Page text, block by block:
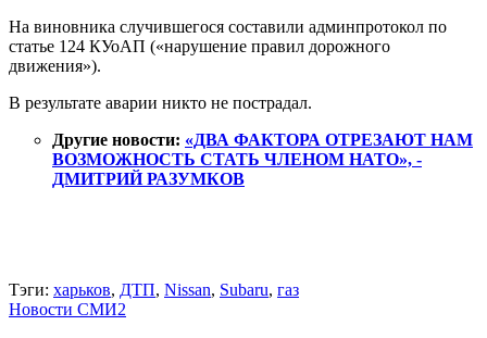
На виновника случившегося составили админпротокол по
статье 124 КУоАП («нарушение правил дорожного
движения»).
В результате аварии никто не пострадал.
Другие новости: «ДВА ФАКТОРА ОТРЕЗАЮТ НАМ
ВОЗМОЖНОСТЬ СТАТЬ ЧЛЕНОМ НАТО», -
ДМИТРИЙ РАЗУМКОВ
Тэги: харьков, ДТП, Nissan, Subaru, газ
Новости СМИ2